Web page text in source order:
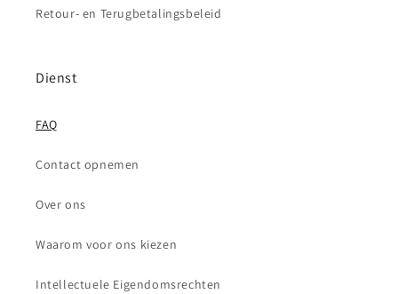
Retour- en Terugbetalingsbeleid
Dienst
FAQ
Contact opnemen
Over ons
Waarom voor ons kiezen
Intellectuele Eigendomsrechten